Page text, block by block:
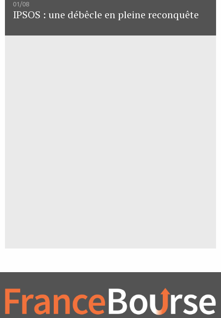
01/08
IPSOS : une débêcle en pleine reconquête